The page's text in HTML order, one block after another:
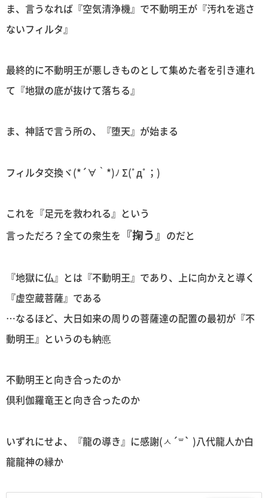
ま、言うなれば『空気清浄機』で不動明王が『汚れを逃さ
ないフィルタ』
最終的に不動明王が悪しきものとして集めた者を引き連れ
て『地獄の底が抜けて落ちる』
ま、神話で言う所の、『堕天』が始まる
フィルタ交換ヾ(*´∀｀*)ﾉ Σ(ﾟдﾟ；)
これを『足元を救われる』という
言っただろ？全ての衆生を 『掬う』 のだと
『地獄に仏』とは『不動明王』であり、上に向かえと導く
『虚空蔵菩薩』である
…なるほど、大日如来の周りの菩薩達の配置の最初が『不
動明王』というのも納悳
不動明王と向き合ったのか
倶利伽羅竜王と向き合ったのか
いずれにせよ、『龍の導き』に感謝(ㅅ´꒳` )八代龍人か白
龍龍神の縁か